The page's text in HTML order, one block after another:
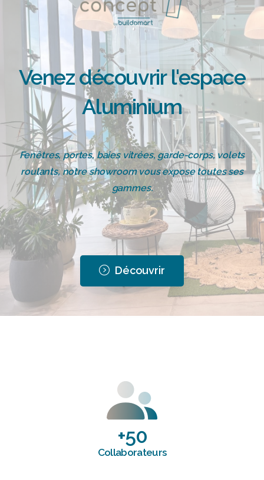
Venez découvrir l'espace
Aluminium
Fenêtres, portes, baies vitrées, garde-corps, volets
roulants, notre showroom vous expose toutes ses
gammes.
Découvrir
+50
Collaborateurs